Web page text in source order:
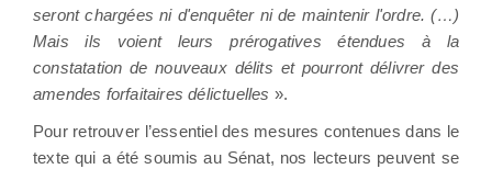
seront chargées ni d'enquêter ni de maintenir l'ordre. (…)
Mais ils voient leurs prérogatives étendues à la
constatation de nouveaux délits et pourront délivrer des
amendes forfaitaires délictuelles ».
Pour retrouver l’essentiel des mesures contenues dans le
texte qui a été soumis au Sénat, nos lecteurs peuvent se